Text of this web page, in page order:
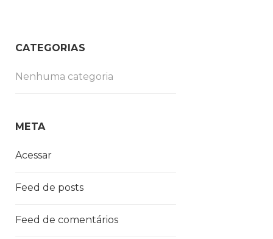
CATEGORIAS
Nenhuma categoria
META
Acessar
Feed de posts
Feed de comentários